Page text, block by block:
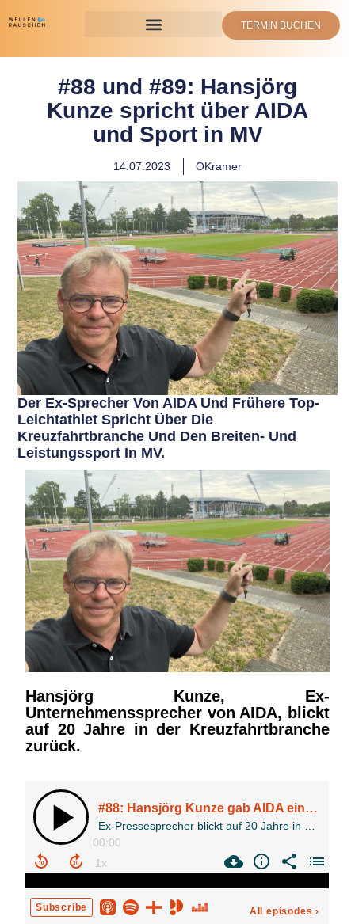
TERMIN BUCHEN
#88 und #89: Hansjörg
Kunze spricht über AIDA
und Sport in MV
14.07.2023 OKramer
Der Ex-Sprecher Von AIDA Und Frühere Top-
Leichtathlet Spricht Über Die
Kreuzfahrtbranche Und Den Breiten- Und
Leistungssport In MV.
Hansjörg Kunze, Ex-
Unternehmenssprecher von AIDA, blickt
auf 20 Jahre in der Kreuzfahrtbranche
zurück.